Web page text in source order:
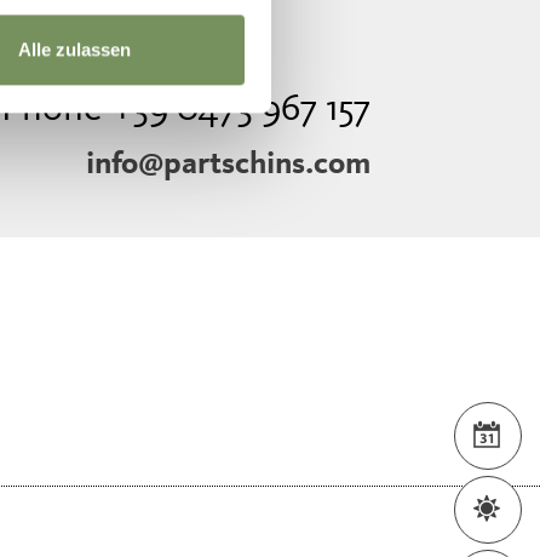
Alle zulassen
Phone +39 0473 967 157
info@partschins.com